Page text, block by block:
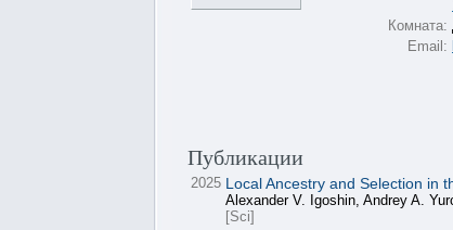
Комната:
Email:
Публикации
2025 Local Ancestry and Selection in
Alexander V. Igoshin, Andrey A.
[Sci]